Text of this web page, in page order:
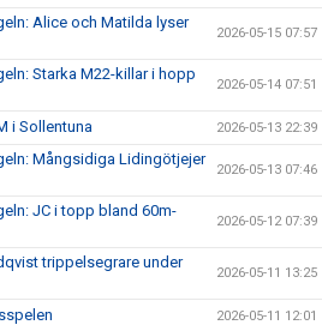
Alice och Matilda lyser
2026-05-15 07:57
Starka M22-killar i hopp
2026-05-14 07:51
i Sollentuna 2026-05-13 22:39
Mångsidiga Lidingötjejer
2026-05-13 07:46
JC i topp bland 60m-
2026-05-12 07:39
trippelsegrare under
2026-05-11 13:25
2026-05-11 12:01